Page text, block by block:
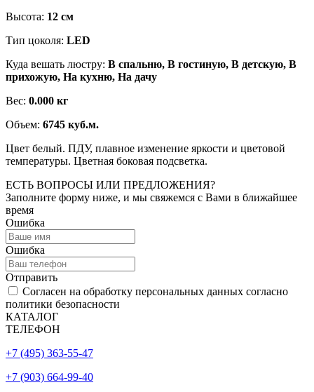
Высота: 12 см
Тип цоколя: LED
Куда вешать люстру: В спальню, В гостиную, В детскую, В
прихожую, На кухню, На дачу
Вес: 0.000 кг
Объем: 6745 куб.м.
Цвет белый. ПДУ, плавное изменение яркости и цветовой
температуры. Цветная боковая подсветка.
ЕСТЬ ВОПРОСЫ ИЛИ ПРЕДЛОЖЕНИЯ?
Заполните форму ниже, и мы свяжемся с Вами в ближайшее
время
Ошибка
Ошибка
Отправить
Согласен на обработку персональных данных согласно
политики безопасности
КАТАЛОГ
ТЕЛЕФОН
+7 (495) 363-55-47
+7 (903) 664-99-40